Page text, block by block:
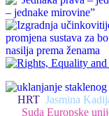
HRT Jasmina
Suda Europske